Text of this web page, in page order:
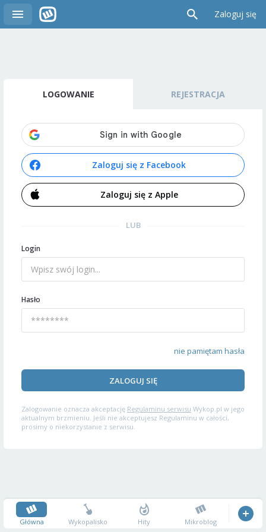
Zaloguj się
LOGOWANIE REJESTRACJA
Zaloguj się z Facebook
Zaloguj się z Apple
LUB
Login
Hasło
nie pamiętam hasła
ZALOGUJ SIĘ
Zalogowanie oznacza akceptację Regulaminu serwisu Wykop.pl w jego
aktualnym brzmieniu. Jeśli nie akceptujesz Regulaminu w całości,
prosimy o niekorzystanie z serwisu.
Główna Wykopalisko Hity Mikroblog